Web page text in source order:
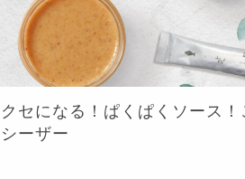
クセになる！ぱくぱくソース！
シーザー